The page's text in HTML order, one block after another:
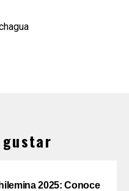
gustar
2025: Conoce